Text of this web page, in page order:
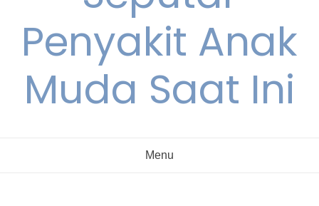
Penyakit Anak
Muda Saat Ini
Menu